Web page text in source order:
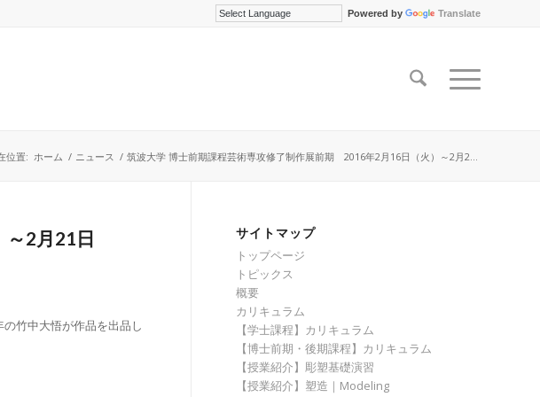
Powered by Translate
位置: ホーム / ニュース / 筑波大学 博士前期課程芸術専攻修了制作展前期 2016年2月16日（火）～2月2...
2月21日
竹中大悟が作品を出品し
サイトマップ
トップページ
トピックス
概要
カリキュラム
【学士課程】カリキュラム
【博士前期・後期課程】カリキュラム
【授業紹介】彫塑基礎演習
【授業紹介】塑造｜Modeling